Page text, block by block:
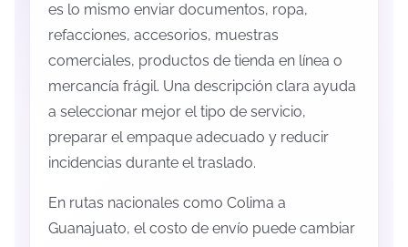
es lo mismo enviar documentos, ropa,
refacciones, accesorios, muestras
comerciales, productos de tienda en línea o
mercancía frágil. Una descripción clara ayuda
a seleccionar mejor el tipo de servicio,
preparar el empaque adecuado y reducir
incidencias durante el traslado.
En rutas nacionales como Colima a
Guanajuato, el costo de envío puede cambiar